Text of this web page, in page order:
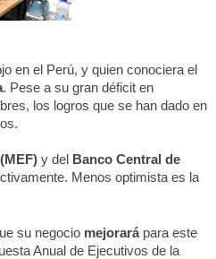
en el Perú, y quien conociera el
. Pese a su gran déficit en
los logros que se han dado en
y del
Banco Central de
Menos optimista es la
su negocio mejorará para este
Anual de Ejecutivos de la